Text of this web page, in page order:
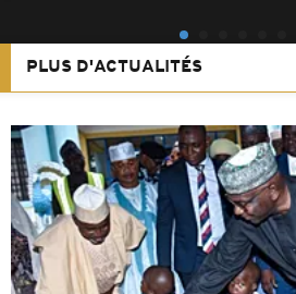
PLUS D'ACTUALITÉS